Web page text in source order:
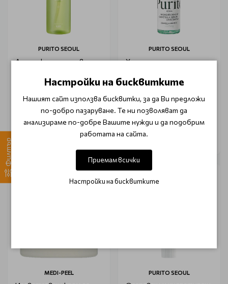
Филтър
PURITO SEOUL
Анти-акне почистваща
Purito Clear Code
Superfruit Cleanser 150ml
€ 18.20 (35.60 лв.)
€ 21.42 (41.90 лв.)
PURITO SEOUL
Хидратиращ и
чувствителна кожа без
Releaf Centella Serum
Unscented Mini 15ml
€ 7.80 (15.26 лв.)
€ 9.15 (17.90 лв.)
MEDI-PEEL
-15%
PURITO SEOUL
Настройки на бисквитките
Нашият сайт използва бисквитки, за да Ви предложи
по-добро пазаруване. Те ни позволяват да
анализираме по-добре Вашите нужди и да подобрим
работата на сайта.
Приемам всички
Настройки на бисквитките